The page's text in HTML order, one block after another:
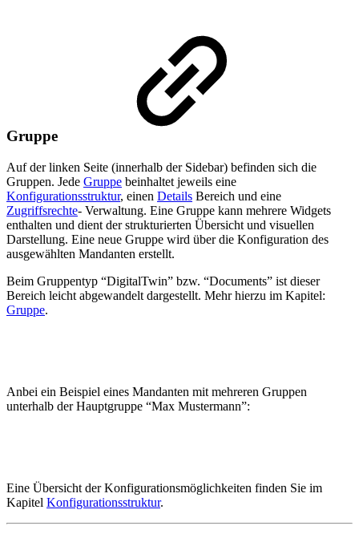
Gruppe
Auf der linken Seite (innerhalb der Sidebar) befinden sich die
Gruppen. Jede Gruppe beinhaltet jeweils eine
Konfigurationsstruktur, einen Details Bereich und eine
Zugriffsrechte- Verwaltung. Eine Gruppe kann mehrere Widgets
enthalten und dient der strukturierten Übersicht und visuellen
Darstellung. Eine neue Gruppe wird über die Konfiguration des
ausgewählten Mandanten erstellt.
Beim Gruppentyp “DigitalTwin” bzw. “Documents” ist dieser
Bereich leicht abgewandelt dargestellt. Mehr hierzu im Kapitel:
Gruppe.
Anbei ein Beispiel eines Mandanten mit mehreren Gruppen
unterhalb der Hauptgruppe “Max Mustermann”:
Eine Übersicht der Konfigurationsmöglichkeiten finden Sie im
Kapitel Konfigurationsstruktur.